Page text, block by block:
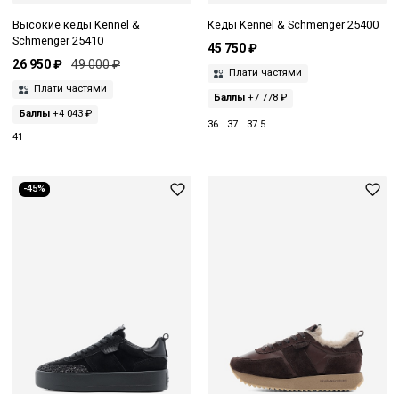
Высокие кеды Kennel &
Schmenger 25410
26 950 ₽ 49 000 ₽
Плати частями
Баллы +4 043 ₽
41
Кеды Kennel & Schmenger 25400
45 750 ₽
Плати частями
Баллы+7 778 ₽
36 37 37.5
-45%